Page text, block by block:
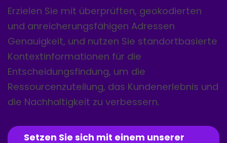
Erzielen Sie mit überprüften, geokodierten
und anreicherungsfähigen Adressen
Genauigkeit, und nutzen Sie standortbasierte
Kontextinformationen für die
Entscheidungsfindung, um die
Ressourcenzuteilung, das Kundenerlebnis und
die Nachhaltigkeit zu verbessern.
Setzen Sie sich mit einem unserer